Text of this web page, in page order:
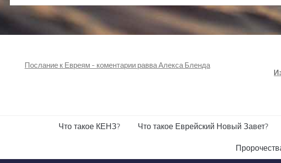
Послание к Евреям - коментарии равва Алекса Бленда
Что такое КЕНЗ? Что такое Еврейский Новый Завет?